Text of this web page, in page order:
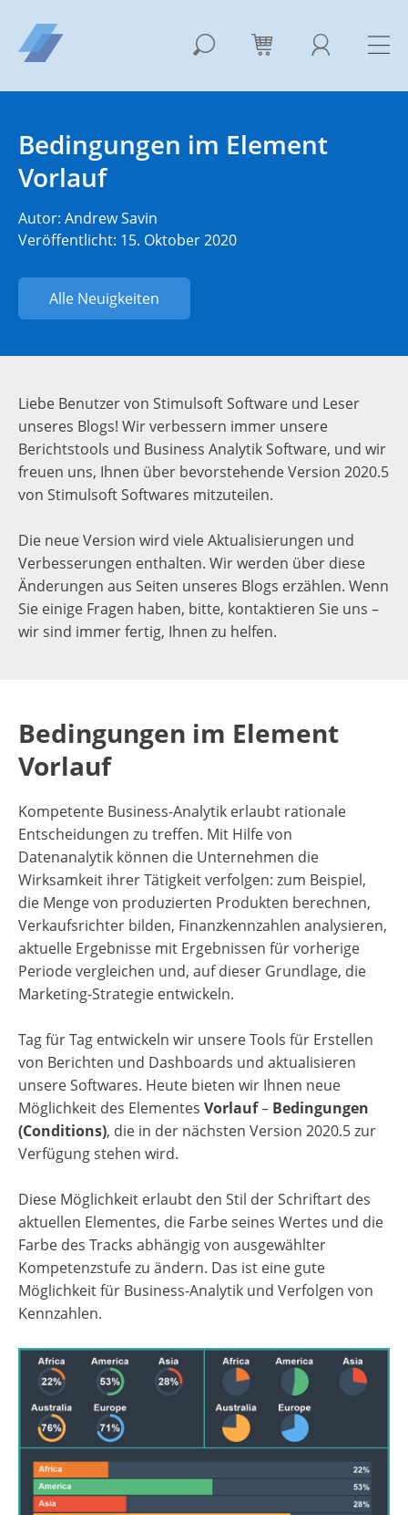
Bedingungen im Element
Vorlauf
Autor: Andrew Savin
Veröffentlicht: 15. Oktober 2020
Alle Neuigkeiten
Liebe Benutzer von Stimulsoft Software und Leser
unseres Blogs! Wir verbessern immer unsere
Berichtstools und Business Analytik Software, und wir
freuen uns, Ihnen über bevorstehende Version 2020.5
von Stimulsoft Softwares mitzuteilen.
Die neue Version wird viele Aktualisierungen und
Verbesserungen enthalten. Wir werden über diese
Änderungen aus Seiten unseres Blogs erzählen. Wenn
Sie einige Fragen haben, bitte, kontaktieren Sie uns –
wir sind immer fertig, Ihnen zu helfen.
Bedingungen im Element
Vorlauf
Kompetente Business-Analytik erlaubt rationale
Entscheidungen zu treffen. Mit Hilfe von
Datenanalytik können die Unternehmen die
Wirksamkeit ihrer Tätigkeit verfolgen: zum Beispiel,
die Menge von produzierten Produkten berechnen,
Verkaufsrichter bilden, Finanzkennzahlen analysieren,
aktuelle Ergebnisse mit Ergebnissen für vorherige
Periode vergleichen und, auf dieser Grundlage, die
Marketing-Strategie entwickeln.
Tag für Tag entwickeln wir unsere Tools für Erstellen
von Berichten und Dashboards und aktualisieren
unsere Softwares. Heute bieten wir Ihnen neue
Möglichkeit des Elementes Vorlauf– Bedingungen
(Conditions), die in der nächsten Version 2020.5 zur
Verfügung stehen wird.
Diese Möglichkeit erlaubt den Stil der Schriftart des
aktuellen Elementes, die Farbe seines Wertes und die
Farbe des Tracks abhängig von ausgewählter
Kompetenzstufe zu ändern. Das ist eine gute
Möglichkeit für Business-Analytik und Verfolgen von
Kennzahlen.